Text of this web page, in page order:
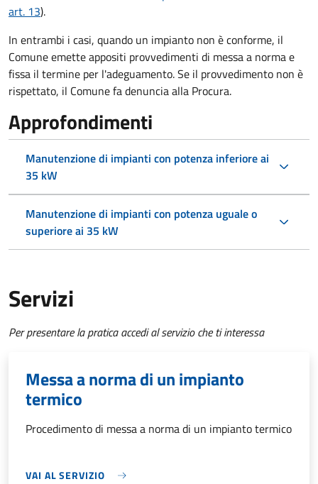
art. 13).
In entrambi i casi, quando un impianto non è conforme, il
Comune emette appositi provvedimenti di messa a norma e
fissa il termine per l'adeguamento. Se il provvedimento non è
rispettato, il Comune fa denuncia alla Procura.
Approfondimenti
Manutenzione di impianti con potenza inferiore ai
35 kW
Manutenzione di impianti con potenza uguale o
superiore ai 35 kW
Servizi
Per presentare la pratica accedi al servizio che ti interessa
Messa a norma di un impianto
termico
Procedimento di messa a norma di un impianto termico
VAI AL SERVIZIO